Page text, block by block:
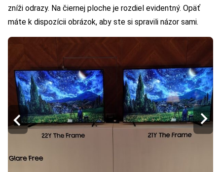
zníži odrazy. Na čiernej ploche je rozdiel evidentný. Opäť
máte k dispozícii obrázok, aby ste si spravili názor sami.